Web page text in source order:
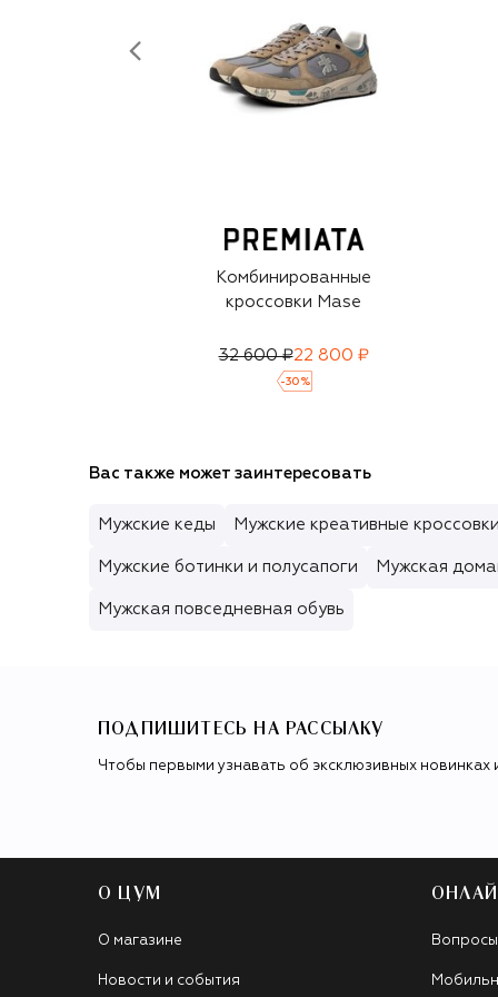
Комбинированные
кроссовки Mase
32 600 ₽22 800 ₽
-30 %
Вас также может заинтересовать
Мужские кеды Мужские креативные кроссовки
Мужские ботинки и полусапоги Мужская
Мужская повседневная обувь
ПОДПИШИТЕСЬ НА РАССЫЛКУ
Чтобы первыми узнавать об эксклюзивных новинках
О ЦУМ
О магазине
Новости и события